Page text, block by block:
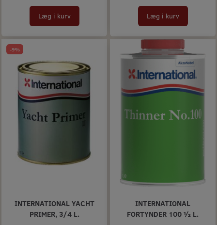
Læg i kurv Læg i kurv
-9%
INTERNATIONAL YACHT
PRIMER, 3/4 L.
INTERNATIONAL
FORTYNDER 100 ½ L.